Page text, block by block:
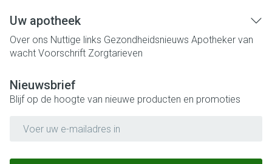
Uw apotheek
Over ons Nuttige links Gezondheidsnieuws Apotheker van
wacht Voorschrift Zorgtarieven
Nieuwsbrief
Blijf op de hoogte van nieuwe producten en promoties